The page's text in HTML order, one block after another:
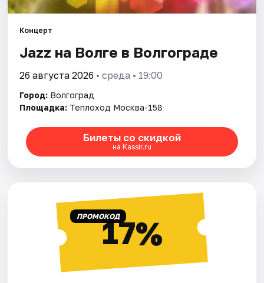
Концерт
Jazz на Волге в Волгограде
26 августа 2026 • среда • 19:00
Город: Волгоград
Площадка: Теплоход Москва-158
Билеты со скидкой
на Kassir.ru
ПРОМОКОД17%